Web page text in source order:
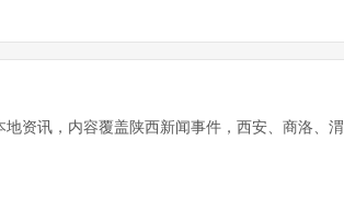
资讯，内容覆盖陕西新闻事件，西安、商洛、渭